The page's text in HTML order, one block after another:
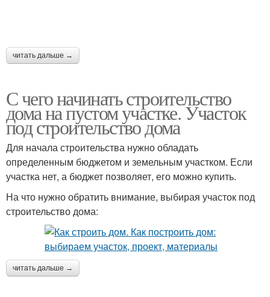
читать дальше →
С чего начинать строительство
дома на пустом участке. Участок
под строительство дома
Для начала строительства нужно обладать
определенным бюджетом и земельным участком. Если
участка нет, а бюджет позволяет, его можно купить.
На что нужно обратить внимание, выбирая участок под
строительство дома:
читать дальше →